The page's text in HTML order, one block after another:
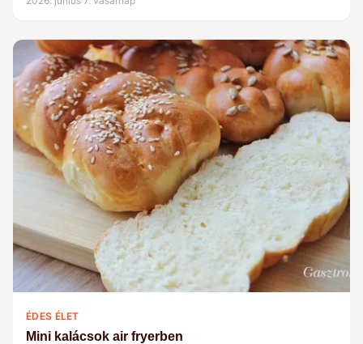
ÉDES ÉLET
Mini kalácsok air fryerben